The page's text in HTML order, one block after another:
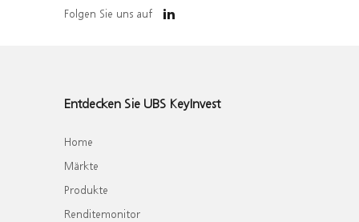
Folgen Sie uns auf
Entdecken Sie UBS KeyInvest
Home
Märkte
Produkte
Renditemonitor